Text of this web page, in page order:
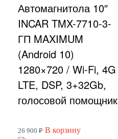
Автомагнитола 10″
INCAR TMX-7710-3-
ГП MAXIMUM
(Android 10)
1280×720 / Wi-Fi, 4G
LTE, DSP, 3+32Gb,
голосовой помощник
26 900 ₽ В корзину